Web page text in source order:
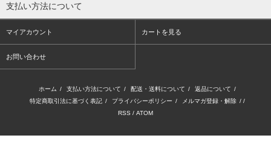
支払い方法について
マイアカウント カートを見る
お問い合わせ
ホーム / 支払い方法について / 配送・送料について / 返品について /
特定商取引法に基づく表記 / プライバシーポリシー / メルマガ登録・解除 / /
RSS / ATOM